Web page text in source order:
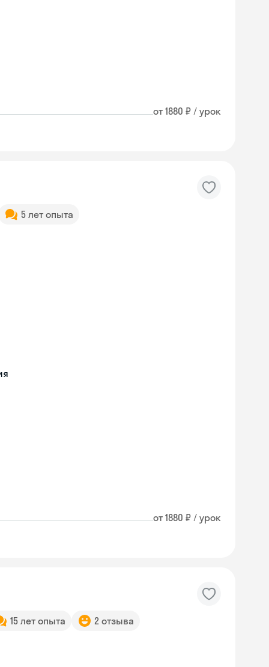
от 1880 ₽ / урок
5 лет опыта
от 1880 ₽ / урок
15 лет опыта 2 отзыва